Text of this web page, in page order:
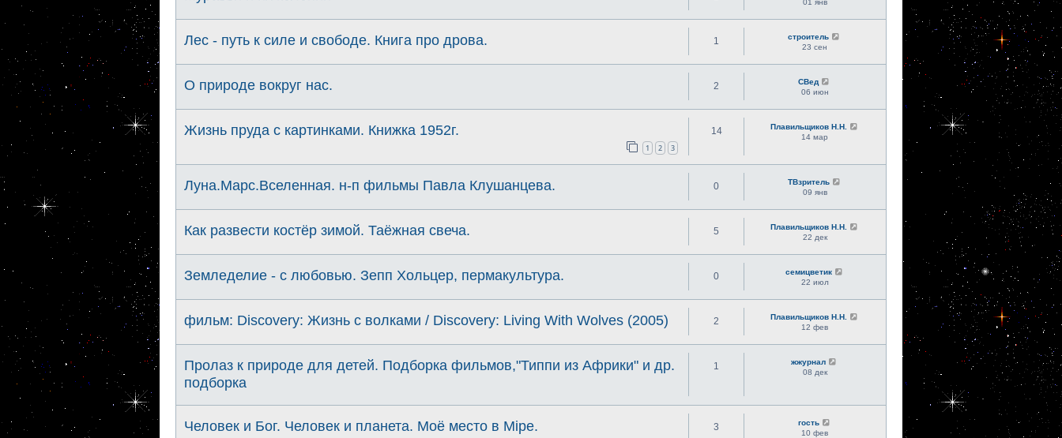
Лес - путь к силе и свободе. Книга про дрова. 1
строитель
23 сен
О природе вокруг нас. 2
СВед
06 июн
Жизнь пруда с картинками. Книжка 1952г.
1 2 3
14
Плавильщиков Н.Н.
14 мар
Луна.Марс.Вселенная. н-п фильмы Павла Клушанцева. 0
ТВзритель
09 янв
Как развести костёр зимой. Таёжная свеча. 5
Плавильщиков Н.Н.
22 дек
Земледелие - с любовью. Зепп Хольцер, пермакультура. 0
семицветик
22 июл
фильм: Discovery: Жизнь с волками / Discovery: Living With Wolves (2005) 2
Плавильщиков Н.Н.
12 фев
Пролаз к природе для детей. Подборка фильмов,"Типпи из Африки" и др.
подборка
1
жжурнал
08 дек
Человек и Бог. Человек и планета. Моё место в Мiре. 3
гость
10 фев